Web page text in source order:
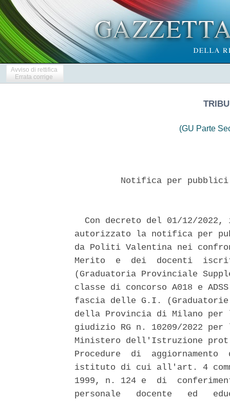
Avviso di rettifica
Errata corrige
(GU Parte
Notifica per
Con decreto del 01/12/2022,
autorizzato la notifica per
da Politi Valentina nei
Merito  e  dei  docenti
(Graduatoria Provinciale
classe di concorso A018 e
fascia delle G.I.
della Provincia di Milano per
giudizio RG n. 10209/2022
Ministero dell'Istruzione
Procedure  di
istituto di cui all'art. 4
1999, n. 124 e  di
personale   docente   ed